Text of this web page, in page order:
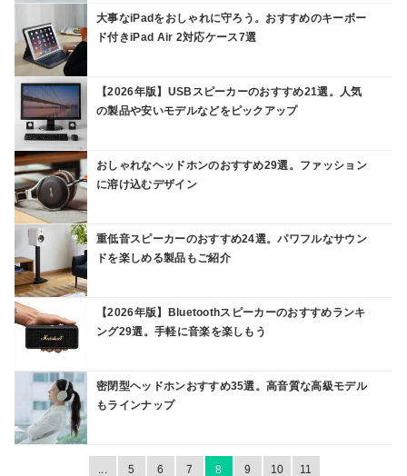
大事なiPadをおしゃれに守ろう。おすすめのキーボー
ド付きiPad Air 2対応ケース7選
【2026年版】USBスピーカーのおすすめ21選。人気
の製品や安いモデルなどをピックアップ
おしゃれなヘッドホンのおすすめ29選。ファッション
に溶け込むデザイン
重低音スピーカーのおすすめ24選。パワフルなサウン
ドを楽しめる製品もご紹介
【2026年版】Bluetoothスピーカーのおすすめランキ
ング29選。手軽に音楽を楽しもう
密閉型ヘッドホンおすすめ35選。高音質な高級モデル
もラインナップ
... 5 6 7 8 9 10 11